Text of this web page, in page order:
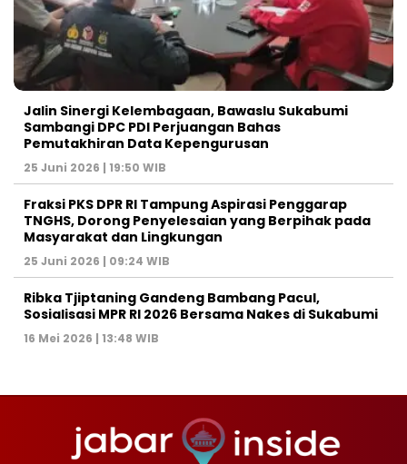
Jalin Sinergi Kelembagaan, Bawaslu Sukabumi
Sambangi DPC PDI Perjuangan Bahas
Pemutakhiran Data Kepengurusan
25 Juni 2026 | 19:50 WIB
‎Fraksi PKS DPR RI Tampung Aspirasi Penggarap
TNGHS, Dorong Penyelesaian yang Berpihak pada
Masyarakat dan Lingkungan‎
25 Juni 2026 | 09:24 WIB
Ribka Tjiptaning Gandeng Bambang Pacul,
Sosialisasi MPR RI 2026 Bersama Nakes di Sukabumi
16 Mei 2026 | 13:48 WIB